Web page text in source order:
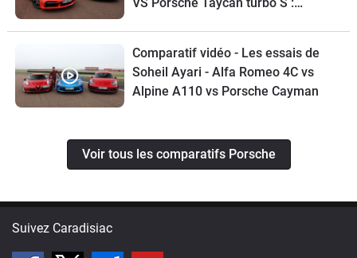
Comparatif vidéo - Les essais de
Soheil Ayari - Alfa Romeo 4C vs
Alpine A110 vs Porsche Cayman
Voir tous les comparatifs Porsche
Suivez Caradisiac